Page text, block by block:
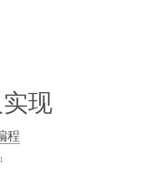
现
程